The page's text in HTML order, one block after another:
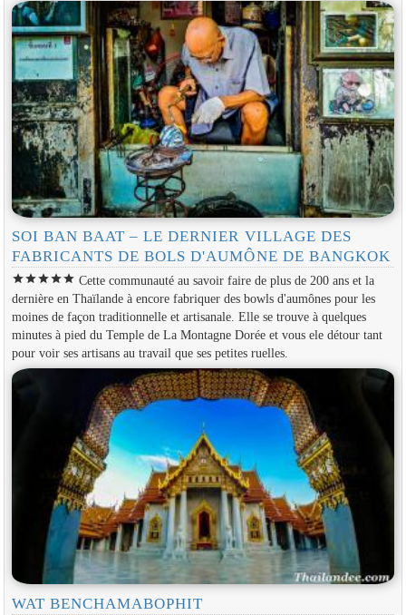
SOI BAN BAAT – LE DERNIER VILLAGE DES
FABRICANTS DE BOLS D'AUMÔNE DE BANGKOK
starstarstarstarstar Cette communauté au savoir faire de plus de 200 ans et la
dernière en Thaïlande à encore fabriquer des bowls d'aumônes pour les
moines de façon traditionnelle et artisanale. Elle se trouve à quelques
minutes à pied du Temple de La Montagne Dorée et vous ele détour tant
pour voir ses artisans au travail que ses petites ruelles.
WAT BENCHAMABOPHIT